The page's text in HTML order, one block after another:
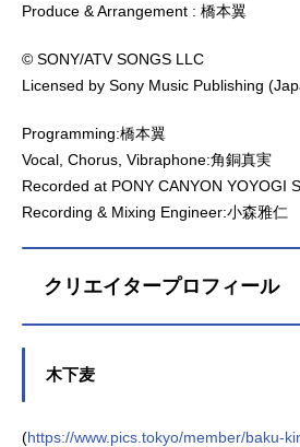
Produce & Arrangement : 橋本翼
© SONY/ATV SONGS LLC
Licensed by Sony Music Publishing
Programming:橋本翼
Vocal, Chorus, Vibraphone:角銅真実
Recorded at PONY CANYON YOYOGI
Recording & Mixing Engineer:小森雅仁
クリエイタープロフィール
木下麦
(https://www.pics.tokyo/member/baku-